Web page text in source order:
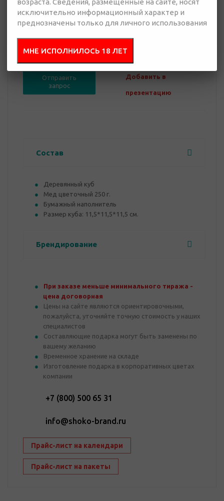
0 руб.
Нет в наличии
Отправить
запрос
Добавить в
презентацию
Состав
Деревянный куб
Мед цветочный 250 г.
Бумажный наполнитель
Размер куба: 11,5*11,5*11,5 см.
Брендирование
При заказе меньше минимального тиража -
цена договорная
Цены на сайте являются ориентировочными,
пожалуйста, уточняйте точную стоимость у наших
специалистов
Составляющие подарка могут быть заменены по
вашему желанию
Временное хранение на складе
Изготовление подарка в корпоративных цветах
компании
+7 (800) 500 65 31
info@shoko-brand.ru
Прайс-лист на календари
Прайс-лист на пакеты
исключительно информационный характер и
преднозначены только для личного использования
МНЕ ИСПОЛНИЛОСЬ 18 ЛЕТ